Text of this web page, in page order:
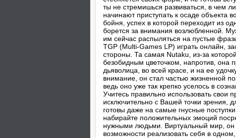
ты не стремишься развиваться, в чем
начинают приступать к осаде объекта
бойня, успех в которой переходит из
борется за внимания возлюбленной.
им сейчас распыляться на пустые
TGP (Multi-Games LP) играть онлайн,
стороны. Та самая Nutaku, из-за
безобидным цветочком, напротив, она
дьяволица, во всей красе, и на ее
внимание, он стал частью жизненной
ведь оно уже так крепко уселось в
Учитесь правильно использовать свои
исключительно с Вашей точки зрения,
готовы даже на самые гнусные
набирайте положительных эмоций
нужными людьми. Виртуальный мир,
возможности реализовать себя в